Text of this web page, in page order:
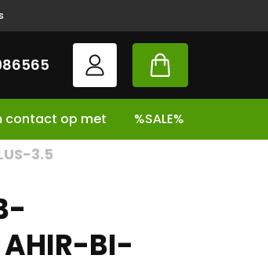
contact op met %SALE%
3.5
AHIR-BI-